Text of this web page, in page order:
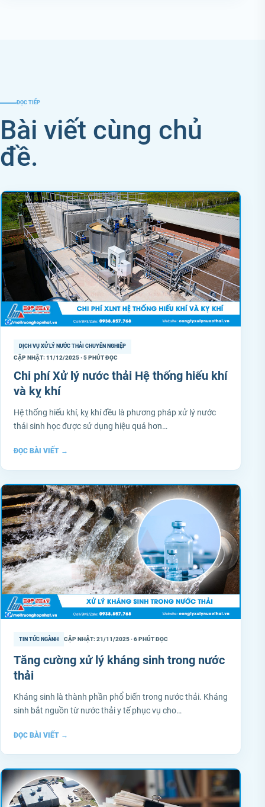
ĐỌC TIẾP
Bài viết cùng chủ
đề.
DỊCH VỤ XỬ LÝ NƯỚC THẢI CHUYÊN NGHIỆP
CẬP NHẬT: 11/12/2025 · 5 PHÚT ĐỌC
Chi phí Xử lý nước thải Hệ thống hiếu khí
và kỵ khí
Hệ thống hiếu khí, kỵ khí đều là phương pháp xử lý nước
thải sinh học được sử dụng hiệu quả hơn…
ĐỌC BÀI VIẾT →
TIN TỨC NGÀNH CẬP NHẬT: 21/11/2025 · 6 PHÚT ĐỌC
Tăng cường xử lý kháng sinh trong nước
thải
Kháng sinh là thành phần phổ biến trong nước thải. Kháng
sinh bắt nguồn từ nước thải y tế phục vụ cho…
ĐỌC BÀI VIẾT →